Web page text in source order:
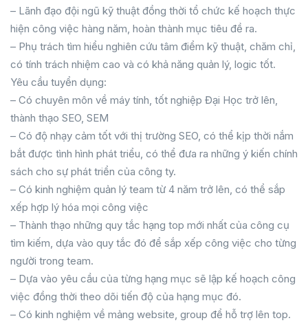
– Lãnh đạo đội ngũ kỹ thuật đồng thời tổ chức kế hoạch thực
hiện công việc hàng năm, hoàn thành mục tiêu đề ra.
– Phụ trách tìm hiểu nghiên cứu tâm điểm kỹ thuật, chăm chỉ,
có tính trách nhiệm cao và có khả năng quản lý, logic tốt.
Yêu cầu tuyển dụng:
– Có chuyên môn về máy tính, tốt nghiệp Đại Học trở lên,
thành thạo SEO, SEM
– Có độ nhạy cảm tốt với thị trường SEO, có thể kịp thời nắm
bắt được tình hình phát triểu, có thể đưa ra những ý kiến chính
sách cho sự phát triển của công ty.
– Có kinh nghiệm quản lý team từ 4 năm trở lên, có thể sắp
xếp hợp lý hóa mọi công việc
– Thành thạo những quy tắc hạng top mới nhất của công cụ
tìm kiếm, dựa vào quy tắc đó để sắp xếp công việc cho từng
người trong team.
– Dựa vào yêu cầu của từng hạng mục sẽ lập kế hoạch công
việc đồng thời theo dõi tiến độ của hạng mục đó.
– Có kinh nghiệm về mảng website, group để hỗ trợ lên top.